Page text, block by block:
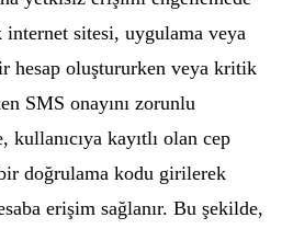
internet sitesi, uygulama veya
hesap oluştururken veya kritik
SMS onayını zorunlu
kullanıcıya kayıtlı olan cep
doğrulama kodu girilerek
erişim sağlanır. Bu şekilde,